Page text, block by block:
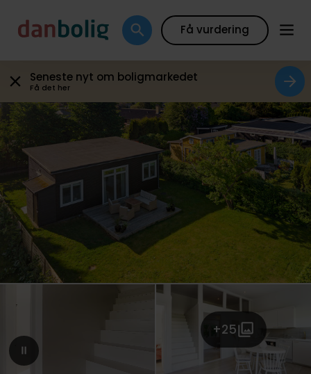
Få vurdering
Seneste nyt om boligmarkedet
Få det her
+25
Galleri Plantegning Boligfakta Kort